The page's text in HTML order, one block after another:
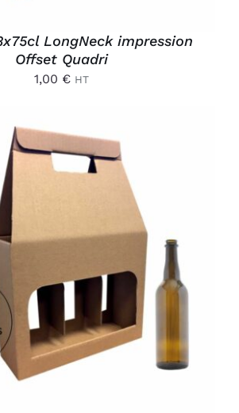
LongNeck impression
Offset Quadri
1,00 € HT
AU PANIER